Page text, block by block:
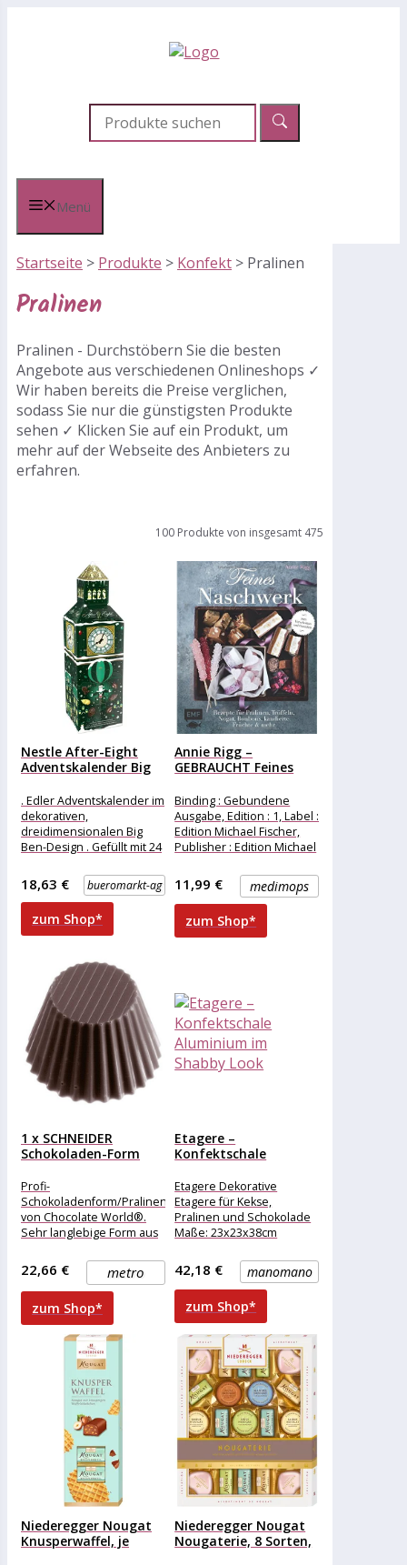
Menü
Startseite > Produkte > Konfekt > Pralinen
Pralinen
Pralinen - Durchstöbern Sie die besten
Angebote aus verschiedenen Onlineshops ✓
Wir haben bereits die Preise verglichen,
sodass Sie nur die günstigsten Produkte
sehen ✓ Klicken Sie auf ein Produkt, um
mehr auf der Webseite des Anbieters zu
erfahren.
100 Produkte von insgesamt 475
Nestle After-Eight
Adventskalender Big
Pfefferminzpralinenmischung,
185g
. Edler Adventskalender im
dekorativen,
dreidimensionalen Big
Ben-Design . Gefüllt mit 24
Minzpralinen .
Adventskalender und
Dekoration in
bueromarkt-ag
18,63 €
zum Shop*
Annie Rigg –
GEBRAUCHT Feines
Binding : Gebundene
Ausgabe, Edition : 1, Label :
Edition Michael Fischer,
Publisher : Edition Michael
2,
medimops
11,99 €
zum Shop*
1 x SCHNEIDER
Schokoladen-Form
Eiskonfekt...
Profi-
Schokoladenform/Pralinenform
von Chocolate World®.
Sehr langlebige Form aus
Polycarbonat. ++
Rahmengröße (mm) ++ 275
x 135 x
metro
22,66 €
zum Shop*
Etagere –
Konfektschale
Look
Etagere Dekorative
Etagere für Kekse,
Pralinen und Schokolade
Maße: 23x23x38cm
manomano
42,18 €
zum Shop*
Niederegger Nougat
Knusperwaffel, je
Niederegger Nougat
Nougaterie, 8 Sorten,